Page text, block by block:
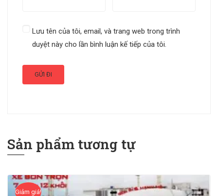
Lưu tên của tôi, email, và trang web trong trình
duyệt này cho lần bình luận kế tiếp của tôi.
Sản phẩm tương tự
Giảm giá!